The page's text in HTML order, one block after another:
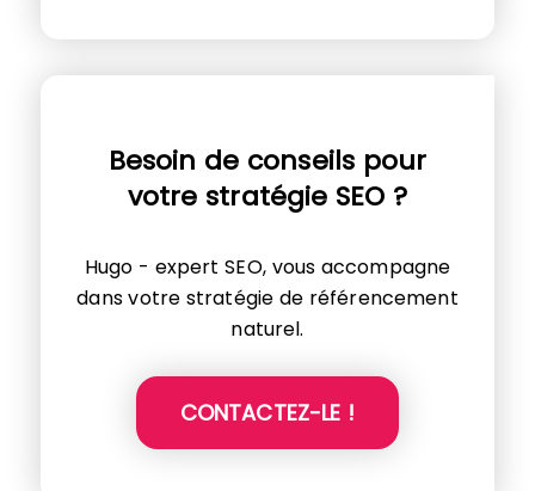
Besoin de conseils pour
votre stratégie SEO ?
Hugo - expert SEO, vous accompagne
dans votre stratégie de référencement
naturel.
CONTACTEZ-LE !